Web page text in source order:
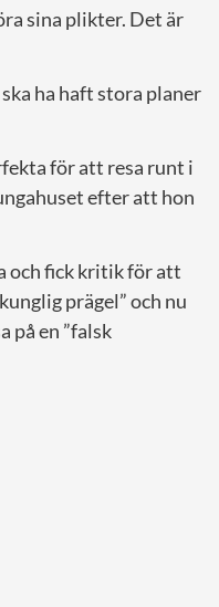
sina plikter. Det är
ha haft stora planer
för att resa runt i
efter att hon
och fick kritik för att
prägel” och nu
på en ”falsk